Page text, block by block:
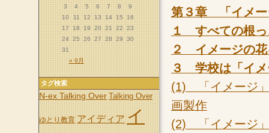
第３章 「イメー
１ すべての根っ
２ イメージの花
３ 学校は「イメ
(1) 「イメージ
画製作
(2) 「イメージ
« 9月
3
4 5 6 7 8
9
10
11 12 13 14 15
16
17
18 19 20 21 22
23
24
25 26 27 28 29
30
31
タグ検索
N-ex Talking Over Talking Over
ゆとり教育 アイディア イ